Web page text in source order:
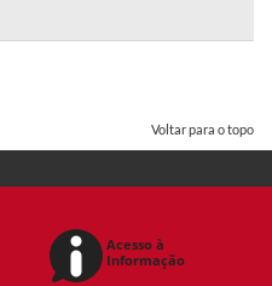
Voltar para o topo